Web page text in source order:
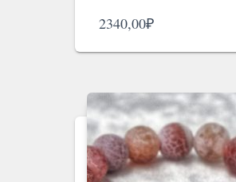
2340,00₽